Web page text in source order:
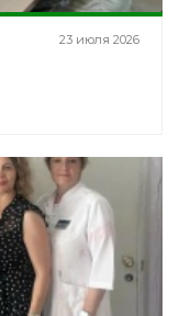
23 июля 2026